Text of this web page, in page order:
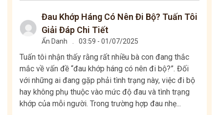
Đau Khớp Háng Có Nên Đi Bộ? Tuấn Tôi
Giải Đáp Chi Tiết
Ẩn Danh 03:59 - 01/07/2025
Tuấn tôi nhận thấy rằng rất nhiều bà con đang thắc
mắc về vấn đề “đau khớp háng có nên đi bộ?”. Đối
với những ai đang gặp phải tình trạng này, việc đi bộ
hay không phụ thuộc vào mức độ đau và tình trạng
khớp của mỗi người. Trong trường hợp đau nhẹ...